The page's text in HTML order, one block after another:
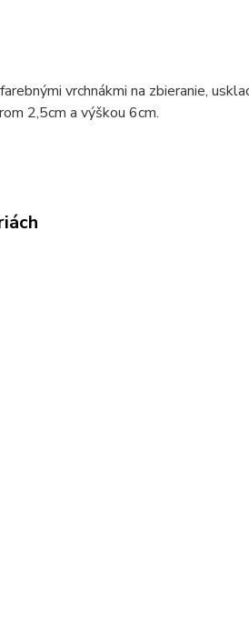
vrchnákmi na zbieranie,
2,5cm a výškou 6cm.